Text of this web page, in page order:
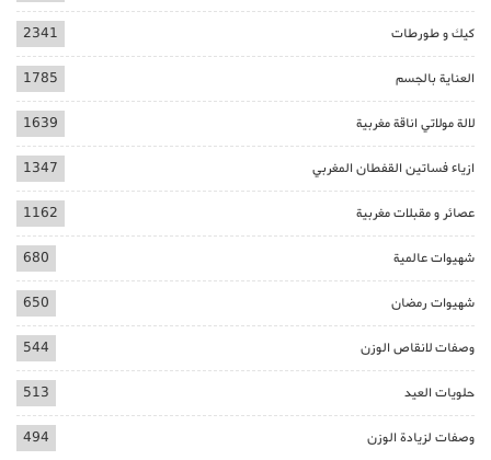
كيك و طورطات 2341
العناية بالجسم 1785
لالة مولاتي اناقة مغربية 1639
ازياء فساتين القفطان المغربي 1347
عصائر و مقبلات مغربية 1162
شهيوات عالمية 680
شهيوات رمضان 650
وصفات لانقاص الوزن 544
حلويات العيد 513
وصفات لزيادة الوزن 494